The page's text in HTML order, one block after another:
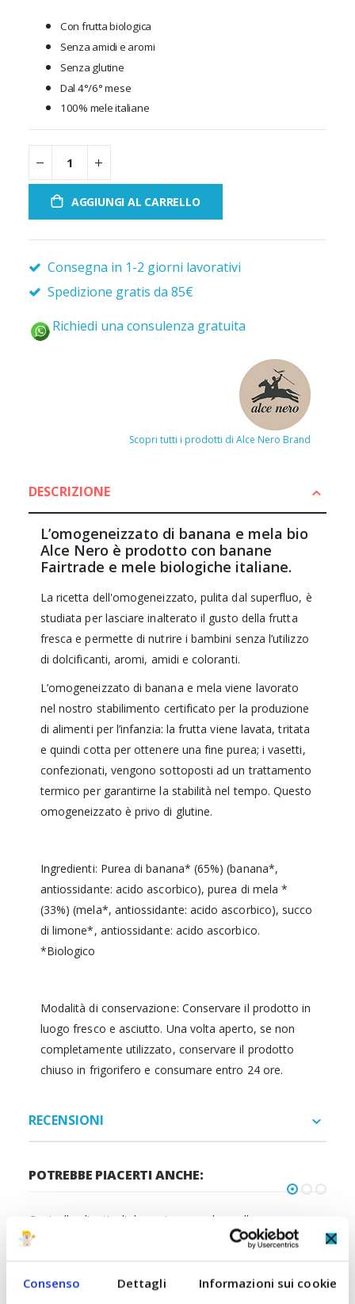
Consenso Dettagli Informazioni sui cookie
Con frutta biologica
Senza amidi e aromi
Senza glutine
Dal 4°/6° mese
100% mele italiane
AGGIUNGI AL CARRELLO
Consegna in 1-2 giorni lavorativi
Spedizione gratis da 85€
Richiedi una consulenza gratuita
Scopri tutti i prodotti di Alce Nero Brand
DESCRIZIONE
L’omogeneizzato di banana e mela bio
Alce Nero è prodotto con banane
Fairtrade e mele biologiche italiane.
La ricetta dell'omogeneizzato, pulita dal superfluo, è
studiata per lasciare inalterato il gusto della frutta
fresca e permette di nutrire i bambini senza l’utilizzo
di dolcificanti, aromi, amidi e coloranti.
L’omogeneizzato di banana e mela viene lavorato
nel nostro stabilimento certificato per la produzione
di alimenti per l’infanzia: la frutta viene lavata, tritata
e quindi cotta per ottenere una fine purea; i vasetti,
confezionati, vengono sottoposti ad un trattamento
termico per garantirne la stabilità nel tempo. Questo
omogeneizzato è privo di glutine.
Ingredienti: Purea di banana* (65%) (banana*,
antiossidante: acido ascorbico), purea di mela *
(33%) (mela*, antiossidante: acido ascorbico), succo
di limone*, antiossidante: acido ascorbico.
*Biologico
Modalità di conservazione: Conservare il prodotto in
luogo fresco e asciutto. Una volta aperto, se non
completamente utilizzato, conservare il prodotto
chiuso in frigorifero e consumare entro 24 ore.
RECENSIONI
POTREBBE PIACERTI ANCHE:
Controlla gli articoli da aggiungere al carrello oppure
seleziona tutto